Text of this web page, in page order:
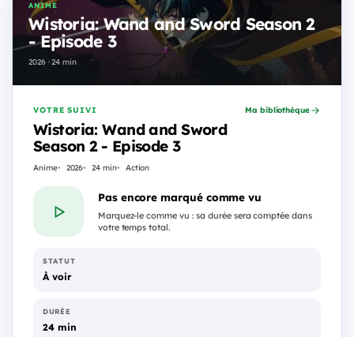
ANIME
Wistoria: Wand and Sword Season 2
- Episode 3
2026 · 24 min
VOTRE SUIVI
Wistoria: Wand and Sword
Season 2 - Episode 3
Anime 2026 24 min Action
Ma bibliothèque
Pas encore marqué comme vu
Marquez-le comme vu : sa durée sera comptée dans
votre temps total.
STATUT
À voir
DURÉE
24 min